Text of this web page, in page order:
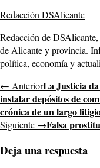
Redacción DSAlicante
Redacción de
de Alicante y provincia.
política, economía y
← AnteriorLa Justicia
instalar depósitos de
crónica de un largo
Siguiente →Falsa
Deja una respuesta